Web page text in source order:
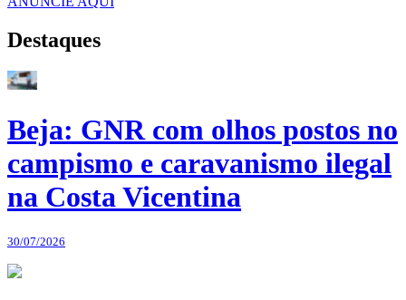
Destaques
Beja: GNR com olhos postos no
campismo e caravanismo ilegal
na Costa Vicentina
30/07/2026